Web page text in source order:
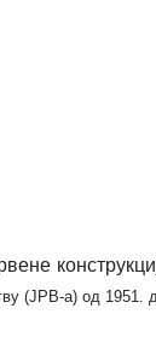
(ЈРВ-а) од 1951.